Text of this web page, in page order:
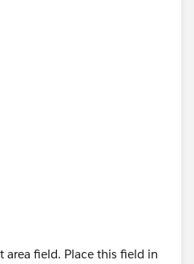
area field. Place this field in